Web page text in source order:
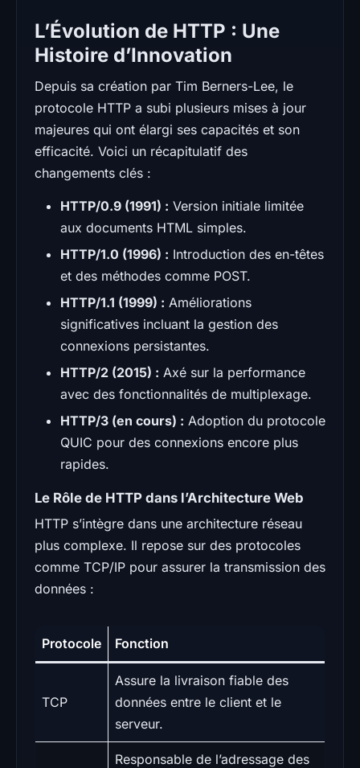
L’Évolution de HTTP : Une
Histoire d’Innovation
Depuis sa création par Tim Berners-Lee, le
protocole HTTP a subi plusieurs mises à jour
majeures qui ont élargi ses capacités et son
efficacité. Voici un récapitulatif des
changements clés :
HTTP/0.9 (1991) : Version initiale limitée
aux documents HTML simples.
HTTP/1.0 (1996) : Introduction des en-têtes
et des méthodes comme POST.
HTTP/1.1 (1999) : Améliorations
significatives incluant la gestion des
connexions persistantes.
HTTP/2 (2015) : Axé sur la performance
avec des fonctionnalités de multiplexage.
HTTP/3 (en cours) : Adoption du protocole
QUIC pour des connexions encore plus
rapides.
Le Rôle de HTTP dans l’Architecture Web
HTTP s’intègre dans une architecture réseau
plus complexe. Il repose sur des protocoles
comme TCP/IP pour assurer la transmission des
données :
Protocole Fonction
TCP
Assure la livraison fiable des
données entre le client et le
serveur.
Responsable de l’adressage des